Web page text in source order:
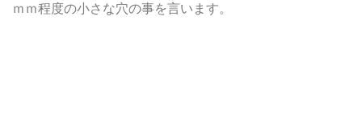
ｍｍ程度の小さな穴の事を言います。